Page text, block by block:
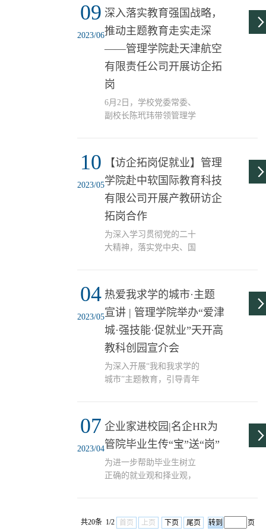
扶”、“第二学位招生”等政
策进行介绍，为同学们提
供更多就业选择...
日下午，我院召开2024届
毕业生就业工作推动会暨
国际中文教育志愿者招募
动员会。会议由学工办副
辅导员和2024届毕业生通
过线上线下相结合的方式
参会，共计400余人。 会
上，学院党委副书记、纪
观，积极参与校园招聘，
抢抓就业机会，善用就
业...
09
2023/06
深入落实教育强国战略，
推动主题教育走实走深
——管理学院赴天津航空
有限责任公司开展访企拓
岗
6月2日，学校党委常委、
副校长陈玳玮带领管理学
航空有限责任公司访企拓
岗。天津航空有限责任公
司党委书记王煜、总裁助
理王洁明以及党群、人
同志接待我校师生一行。
陈玳玮介绍了学校近几年
在各项事业发展中取得的
彻落实习近平总书记关于
教育强国的重要论述，结
合主题教育，深入企业开
展...
10
2023/05
【访企拓岗促就业】管理
学院赴中软国际教育科技
有限公司开展产教研访企
拓岗合作
为深入学习贯彻党的二十
大精神，落实党中央、国
促就业”专项行动工作要
求，学院在精准摸排毕业
生就业需求的基础上，主
动对接市场，近日学院副
系主任翟羽佳教授、信息
管理与信息系统系主任贾
东琴教授、档案学专业蒋
步深化校企合作，拓展毕
业生就业创业渠道。 学院
副书记王向东全面...
04
2023/05
热爱我求学的城市·主题
宣讲 | 管理学院举办“爱津
城·强技能·促就业”天开高
教科创园宣介会
为深入开展“我和我求学的
城市”主题教育，引导青年
管理学院在会议中心中报
告厅举办“知精武·爱天
津”-我和我求学的城市主
题教育暨“爱津城·强技能·
促就业”天开高教科创园宣
讲，活动吸引150余名毕业
07
2023/04
企业家进校园|名企HR为
管院毕业生传“宝”送“岗”
为进一步帮助毕业生树立
正确的就业观和择业观，
对毕业生的需求，在前期
开展的企业宣讲、岗位专
共20条 1/2 首页 上页 下页 尾页 页